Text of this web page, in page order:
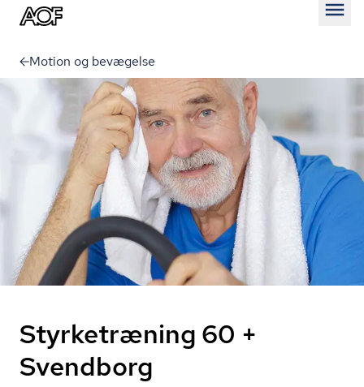
Motion og bevægelse
Styrketræning 60 +
Svendborg